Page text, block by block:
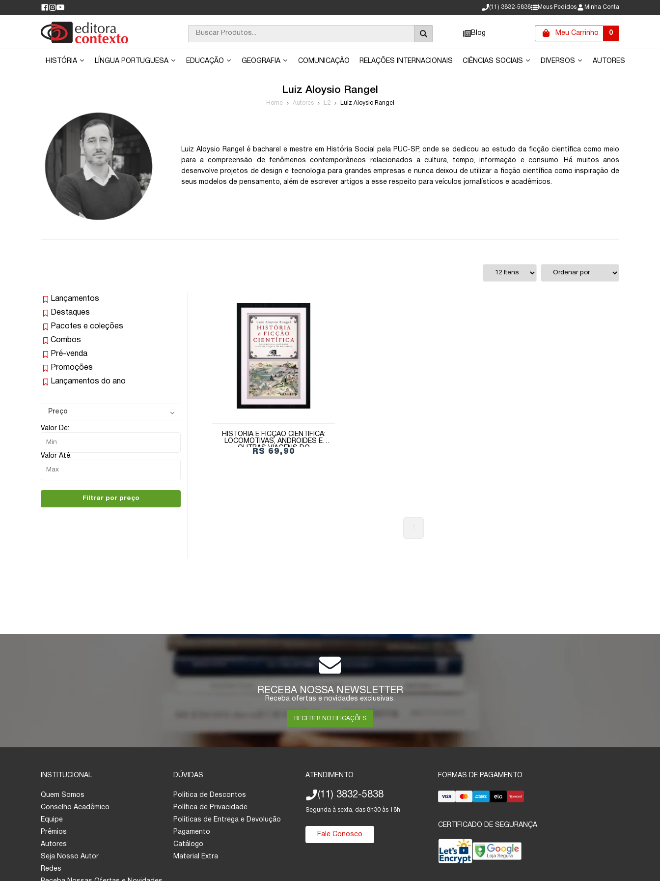
(11) 3832-5838 Meus Pedidos Minha Conta
Blog Meu Carrinho 0
HISTÓRIA LÍNGUA PORTUGUESA EDUCAÇÃO GEOGRAFIA COMUNICAÇÃO RELAÇÕES INTERNACIONAIS CIÊNCIAS SOCIAIS DIVERSOS AUTORES
Luiz Aloysio Rangel
Home Autores L2 Luiz Aloysio Rangel
Luiz Aloysio Rangel é bacharel e mestre em História Social pela PUC-SP, onde se dedicou ao estudo da ficção científica como meio
para a compreensão de fenômenos contemporâneos relacionados a cultura, tempo, informação e consumo. Há muitos anos
desenvolve projetos de design e tecnologia para grandes empresas e nunca deixou de utilizar a ficção científica como inspiração de
seus modelos de pensamento, além de escrever artigos a esse respeito para veículos jornalísticos e acadêmicos.
Lançamentos
Destaques
Pacotes e coleções
Combos
Pré-venda
Promoções
Lançamentos do ano
Preço
Valor De:
Valor Até:
Filtrar por preço
HISTÓRIA E FICÇÃO CIENTÍFICA:
LOCOMOTIVAS, ANDROIDES E
OUTRAS VIAGENS DO
METAVERSO
R$ 69,90
RECEBA NOSSA NEWSLETTER
Receba ofertas e novidades exclusivas.
RECEBER NOTIFICAÇÕES
INSTITUCIONAL
Quem Somos
Conselho Acadêmico
Equipe
Prêmios
Autores
Seja Nosso Autor
Redes
DÚVIDAS
Política de Descontos
Política de Privacidade
Políticas de Entrega e Devolução
Pagamento
Catálogo
Material Extra
ATENDIMENTO
(11) 3832-5838
Segunda à sexta, das 8h30 às 18h
Fale Conosco
FORMAS DE PAGAMENTO
CERTIFICADO DE SEGURANÇA